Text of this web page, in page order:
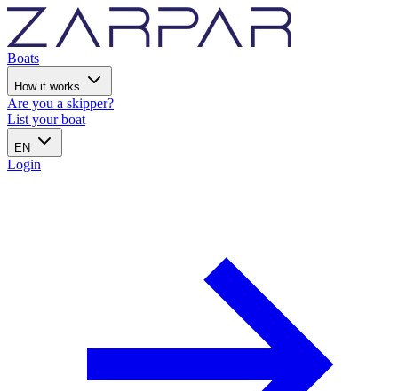
Boats
How it works
Are you a skipper?
List your boat
EN
Login